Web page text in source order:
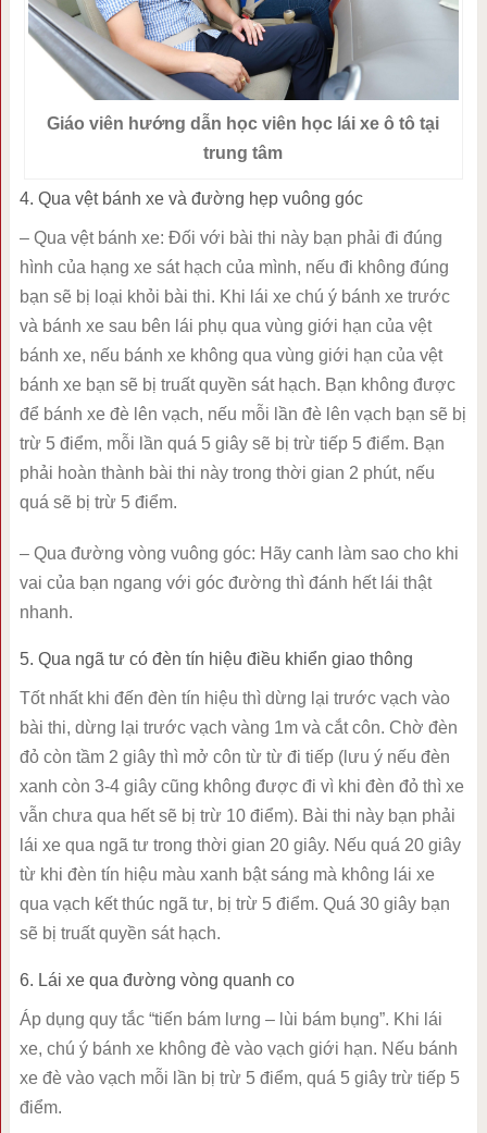
Giáo viên hướng dẫn học viên học lái xe ô tô tại
trung tâm
4. Qua vệt bánh xe và đường hẹp vuông góc
– Qua vệt bánh xe: Đối với bài thi này bạn phải đi đúng
hình của hạng xe sát hạch của mình, nếu đi không đúng
bạn sẽ bị loại khỏi bài thi. Khi lái xe chú ý bánh xe trước
và bánh xe sau bên lái phụ qua vùng giới hạn của vệt
bánh xe, nếu bánh xe không qua vùng giới hạn của vệt
bánh xe bạn sẽ bị truất quyền sát hạch. Bạn không được
để bánh xe đè lên vạch, nếu mỗi lần đè lên vạch bạn sẽ bị
trừ 5 điểm, mỗi lần quá 5 giây sẽ bị trừ tiếp 5 điểm. Bạn
phải hoàn thành bài thi này trong thời gian 2 phút, nếu
quá sẽ bị trừ 5 điểm.
– Qua đường vòng vuông góc: Hãy canh làm sao cho khi
vai của bạn ngang với góc đường thì đánh hết lái thật
nhanh.
5. Qua ngã tư có đèn tín hiệu điều khiển giao thông
Tốt nhất khi đến đèn tín hiệu thì dừng lại trước vạch vào
bài thi, dừng lại trước vạch vàng 1m và cắt côn. Chờ đèn
đỏ còn tầm 2 giây thì mở côn từ từ đi tiếp (lưu ý nếu đèn
xanh còn 3-4 giây cũng không được đi vì khi đèn đỏ thì xe
vẫn chưa qua hết sẽ bị trừ 10 điểm). Bài thi này bạn phải
lái xe qua ngã tư trong thời gian 20 giây. Nếu quá 20 giây
từ khi đèn tín hiệu màu xanh bật sáng mà không lái xe
qua vạch kết thúc ngã tư, bị trừ 5 điểm. Quá 30 giây bạn
sẽ bị truất quyền sát hạch.
6. Lái xe qua đường vòng quanh co
Áp dụng quy tắc “tiến bám lưng – lùi bám bụng”. Khi lái
xe, chú ý bánh xe không đè vào vạch giới hạn. Nếu bánh
xe đè vào vạch mỗi lần bị trừ 5 điểm, quá 5 giây trừ tiếp 5
điểm.